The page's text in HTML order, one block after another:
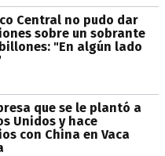
Central no pudo dar
sobre un sobrante
"En algún lado
que se le plantó a
Unidos y hace
con China en Vaca